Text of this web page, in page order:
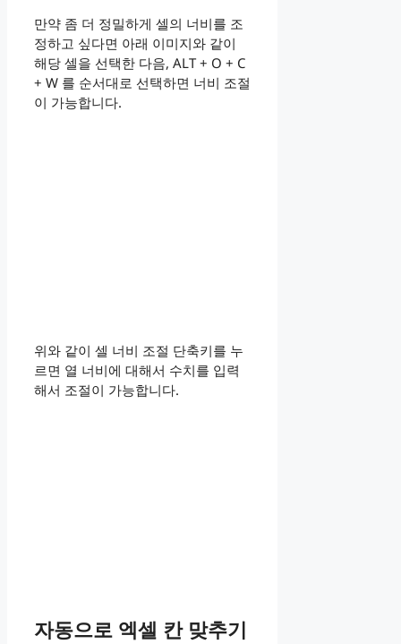
만약 좀 더 정밀하게 셀의 너비를 조
정하고 싶다면 아래 이미지와 같이
해당 셀을 선택한 다음, ALT + O + C
+ W 를 순서대로 선택하면 너비 조절
이 가능합니다.
위와 같이 셀 너비 조절 단축키를 누
르면 열 너비에 대해서 수치를 입력
해서 조절이 가능합니다.
자동으로 엑셀 칸 맞추기